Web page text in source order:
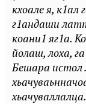
кхоале я, к1ал
г1андаши
коани1 яг1а.
йолаш, лоха,
Бешара
хьачуваллалца.